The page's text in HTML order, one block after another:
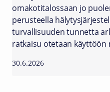
omakotitalossaan jo
perusteella
turvallisuuden tunnetta
ratkaisu otetaan käyttöön
30.6.2026